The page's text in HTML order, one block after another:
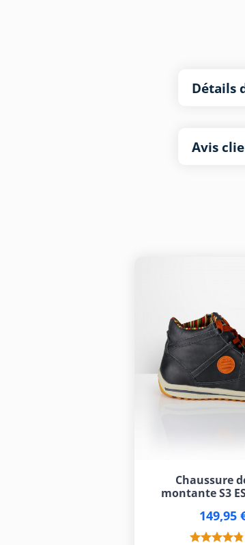
Détails
Avis
Chaussure
montante S3
149,95